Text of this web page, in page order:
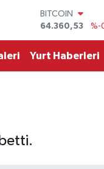
64.360,53
DOLAR
47,7143
%0.16
EURO
Yurt Haberleri